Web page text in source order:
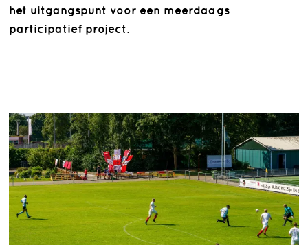
het uitgangspunt voor een meerdaags
participatief project.